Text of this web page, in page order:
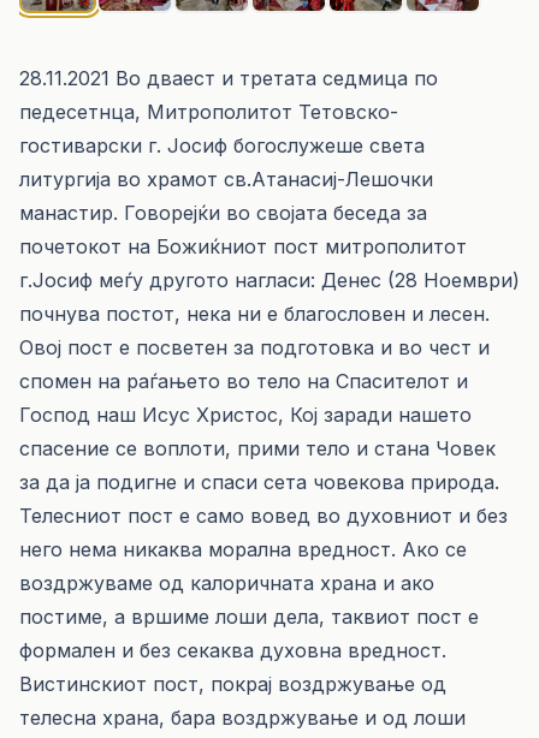
28.11.2021 Во дваест и третата седмица по
педесетнца, Митрополитот Тетовско-
гостиварски г. Јосиф богослужеше света
литургија во храмот св.Атанасиј-Лешочки
манастир. Говорејќи во својата беседа за
почетокот на Божиќниот пост митрополитот
г.Јосиф меѓу другото нагласи: Денес (28 Ноември)
почнува постот, нека ни е благословен и лесен.
Овој пост е посветен за подготовка и во чест и
спомен на раѓањето во тело на Спасителот и
Господ наш Исус Христос, Кој заради нашето
спасение се воплоти, прими тело и стана Човек
за да ја подигне и спаси сета човекова природа.
Телесниот пост е само вовед во духовниот и без
него нема никаква морална вредност. Ако се
воздржуваме од калоричната храна и ако
постиме, а вршиме лоши дела, таквиот пост е
формален и без секаква духовна вредност.
Вистинскиот пост, покрај воздржување од
телесна храна, бара воздржување и од лоши